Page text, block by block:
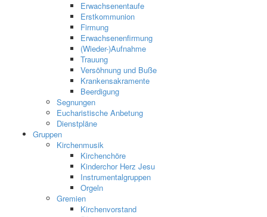
Erwachsenentaufe
Erstkommunion
Firmung
Erwachsenenfirmung
(Wieder-)Aufnahme
Trauung
Versöhnung und Buße
Krankensakramente
Beerdigung
Segnungen
Eucharistische Anbetung
Dienstpläne
Gruppen
Kirchenmusik
Kirchenchöre
Kinderchor Herz Jesu
Instrumentalgruppen
Orgeln
Gremien
Kirchenvorstand